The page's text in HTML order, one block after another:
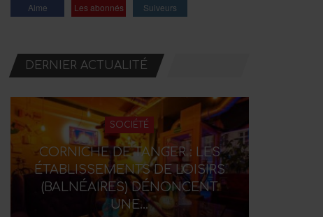
Aime Les abonnés Suiveurs
DERNIER ACTUALITÉ
SOCIÉTÉ
CORNICHE DE TANGER : LES
ÉTABLISSEMENTS DE LOISIRS
(BALNÉAIRES) DÉNONCENT
UNE…